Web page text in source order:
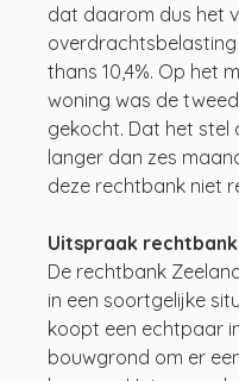
dat daarom dus het
thans 10,4%. Op het
woning was de
gekocht. Dat het stel
langer dan zes
deze rechtbank niet
Uitspraak
De rechtbank
in een soortgelijke
koopt een echtpaar
bouwgrond om er